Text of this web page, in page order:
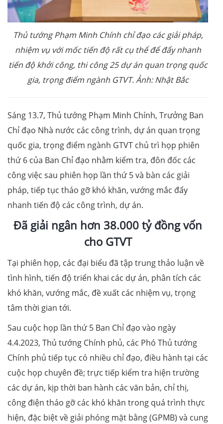
Thủ tướng Phạm Minh Chính chỉ đạo các giải pháp,
nhiệm vụ với mốc tiến độ rất cụ thể để đẩy nhanh
tiến độ khởi công, thi công 25 dự án quan trọng quốc
gia, trọng điểm ngành GTVT. Ảnh: Nhật Bắc
Sáng 13.7, Thủ tướng Phạm Minh Chính, Trưởng Ban
Chỉ đạo Nhà nước các công trình, dự án quan trọng
quốc gia, trọng điểm ngành GTVT chủ trì họp phiên
thứ 6 của Ban Chỉ đạo nhằm kiểm tra, đôn đốc các
công việc sau phiên họp lần thứ 5 và bàn các giải
pháp, tiếp tục tháo gỡ khó khăn, vướng mắc đẩy
nhanh tiến độ các công trình, dự án.
Đã giải ngân hơn 38.000 tỷ đồng vốn
cho GTVT
Tại phiên họp, các đại biểu đã tập trung thảo luận về
tình hình, tiến độ triển khai các dự án, phân tích các
khó khăn, vướng mắc, đề xuất các nhiệm vụ, trọng
tâm thời gian tới.
Sau cuộc họp lần thứ 5 Ban Chỉ đạo vào ngày
4.4.2023, Thủ tướng Chính phủ, các Phó Thủ tướng
Chính phủ tiếp tục có nhiều chỉ đạo, điều hành tại các
cuộc họp chuyên đề; trực tiếp kiểm tra hiện trường
các dự án, kịp thời ban hành các văn bản, chỉ thị,
công điện tháo gỡ các khó khăn trong quá trình thực
hiện, đặc biệt về giải phóng mặt bằng (GPMB) và cung